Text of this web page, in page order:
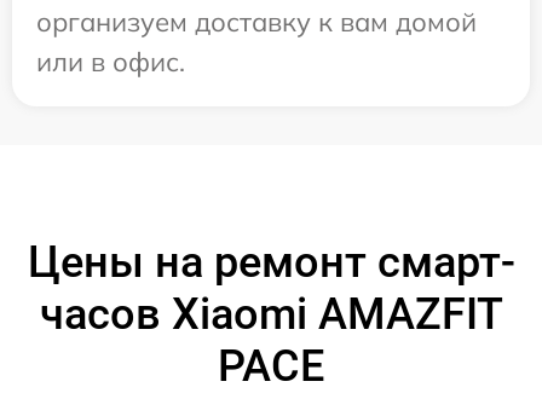
организуем доставку к вам домой
или в офис.
Цены на ремонт смарт-
часов Xiaomi AMAZFIT
PACE